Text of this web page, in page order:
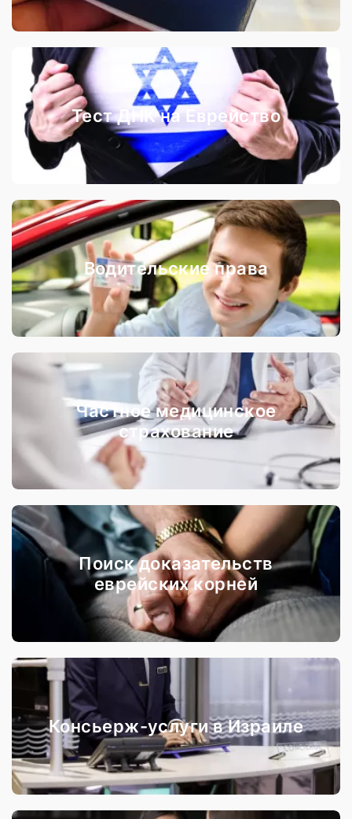
Тест ДНК на Еврейство
Водительские права
Частное медицинское
страхование
Поиск доказательств
еврейских корней
Консьерж-услуги в Израиле